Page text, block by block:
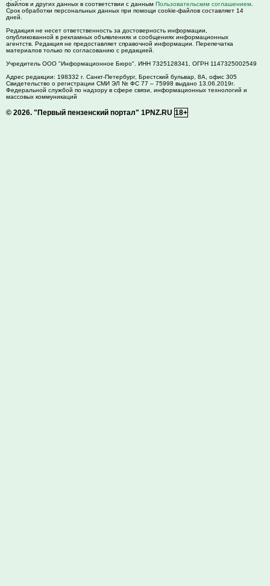
файлов и других данных в соответствии с данным Пользовательским соглашением
Срок обработки персональных данных при помощи cookie-файлов составляет 14
дней.
Редакция не несет ответственность за достоверность информации,
опубликованной в рекламных объявлениях и сообщениях информационных
агентств. Редакция не предоставляет справочной информации. Перепечатка
материалов только по согласованию с редакцией.
Учредитель ООО "Информационное Бюро". ИНН 7325128341, ОГРН 1147325002549
Адрес редакции: 198332 г. Санкт-Петербург, Брестский бульвар, 8А, офис 305
Свидетельство о регистрации СМИ ЭЛ № ФС 77 – 75998 выдано 13.06.2019г.
Федеральной службой по надзору в сфере связи, информационных технологий и
массовых коммуникаций
© 2026. "Первый пензенский портал" 1PNZ.RU 18+